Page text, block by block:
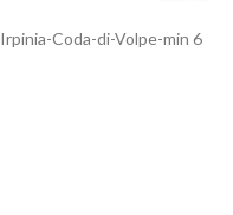
Irpinia-Coda-di-Volpe-min 6